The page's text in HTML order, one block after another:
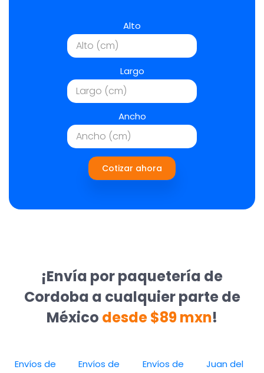
Alto
Largo
Ancho
Cotizar ahora
¡Envía por paquetería de
Cordoba a cualquier parte de
México desde $89 mxn!
Envíos de
Envíos de
Envíos de
Juan del